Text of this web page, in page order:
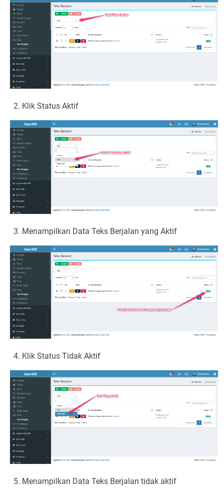
Klik Status Aktif
Menampilkan Data Teks Berjalan yang Aktif
Klik Status Tidak Aktif
Menampilkan Data Teks Berjalan tidak aktif